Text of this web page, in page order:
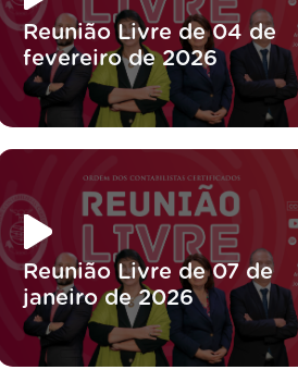
Reunião Livre de 04 de
fevereiro de 2026
Reunião Livre de 07 de
janeiro de 2026